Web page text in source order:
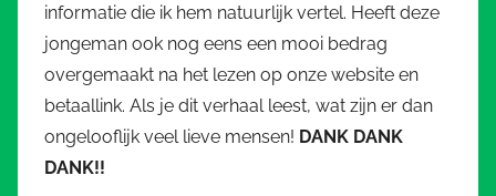
informatie die ik hem natuurlijk vertel. Heeft deze
jongeman ook nog eens een mooi bedrag
overgemaakt na het lezen op onze website en
betaallink. Als je dit verhaal leest, wat zijn er dan
ongelooflijk veel lieve mensen! DANK DANK
DANK!!